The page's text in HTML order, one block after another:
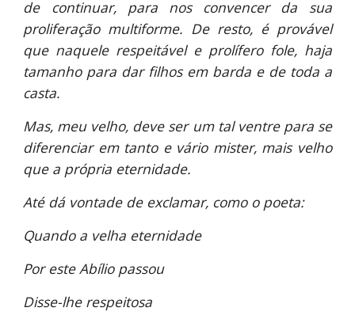
de continuar, para nos convencer da sua
proliferação multiforme. De resto, é provável
que naquele respeitável e prolífero fole, haja
tamanho para dar filhos em barda e de toda a
casta.
Mas, meu velho, deve ser um tal ventre para se
diferenciar em tanto e vário mister, mais velho
que a própria eternidade.
Até dá vontade de exclamar, como o poeta:
Quando a velha eternidade
Por este Abílio passou
Disse-lhe respeitosa